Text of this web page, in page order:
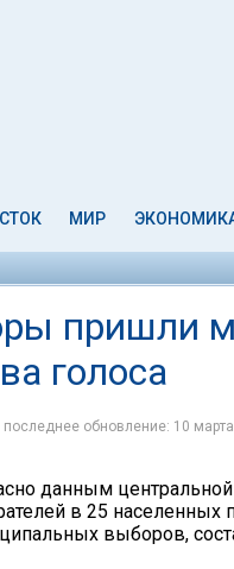
МИР
пришли
голоса
обновление: 10
данным
в 25 населенных
выборов,